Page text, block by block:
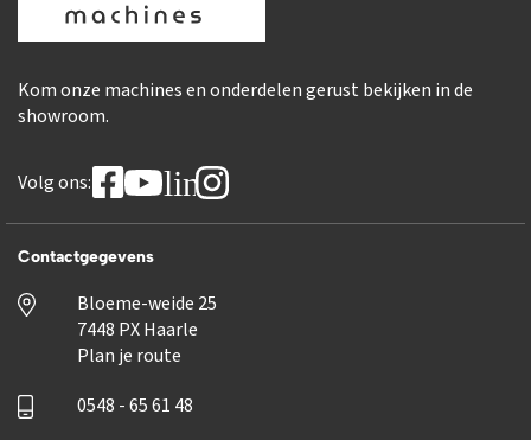
Kom onze machines en onderdelen gerust bekijken in de
showroom.
Volg ons: linkedin
Contactgegevens
Bloeme-weide 25
7448 PX Haarle
Plan je route
0548 - 65 61 48